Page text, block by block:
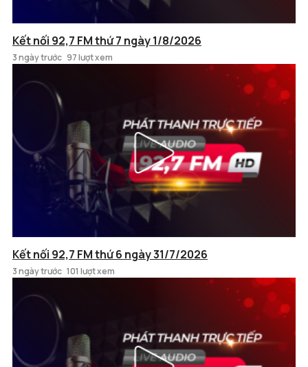
Kết nối 92,7 FM thứ 7 ngày 1/8/2026
3 ngày trước 97 lượt xem
Kết nối 92,7 FM thứ 6 ngày 31/7/2026
3 ngày trước 101 lượt xem